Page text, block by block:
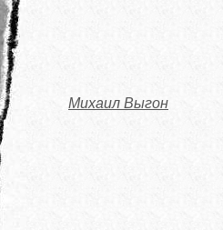
Михаил Выгон